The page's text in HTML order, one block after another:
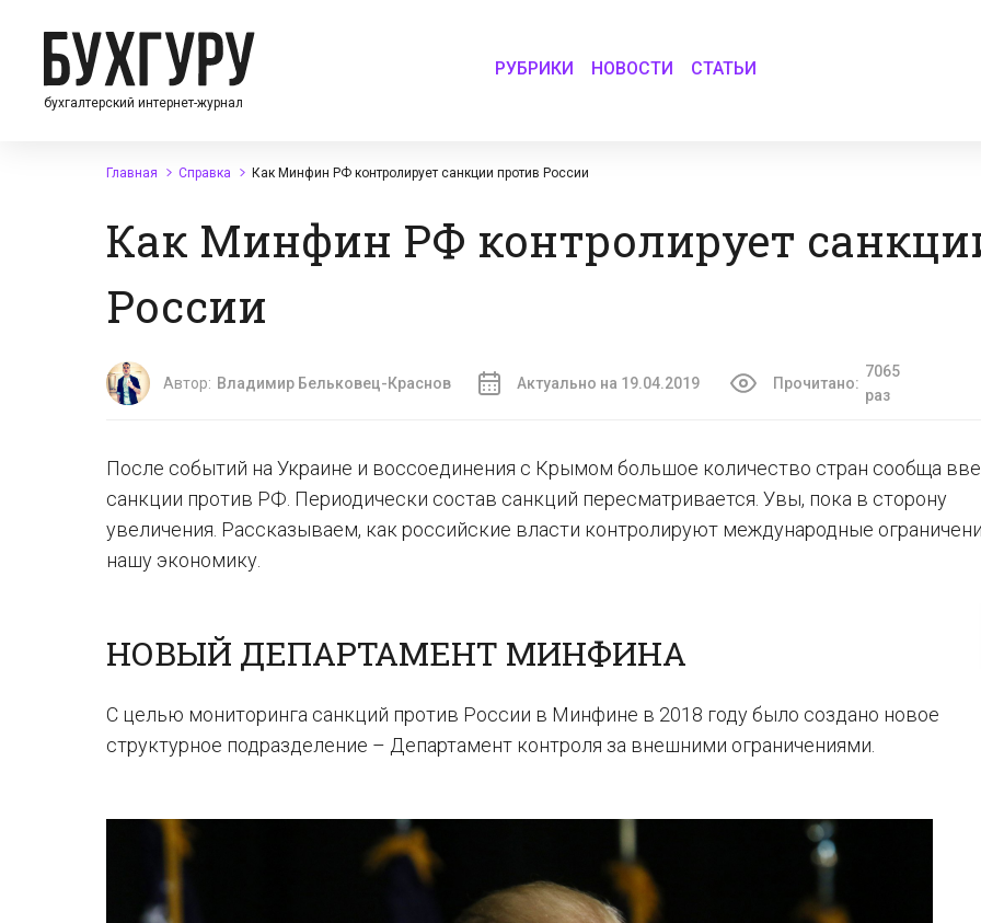
бухгалтерский интернет-журнал
РУБРИКИ НОВОСТИ СТАТЬИ
Главная Справка Как Минфин РФ контролирует санкции против России
Как Минфин РФ контролирует
России
Автор: Владимир Бельковец-Краснов Актуально на 19.04.2019 Прочитано:
7065
раз
После событий на Украине и воссоединения с Крымом большое количество стран сообща
санкции против РФ. Периодически состав санкций пересматривается. Увы, пока в сторону
увеличения. Рассказываем, как российские власти контролируют международные
нашу экономику.
НОВЫЙ ДЕПАРТАМЕНТ МИНФИНА
С целью мониторинга санкций против России в Минфине в 2018 году было создано новое
структурное подразделение – Департамент контроля за внешними ограничениями.